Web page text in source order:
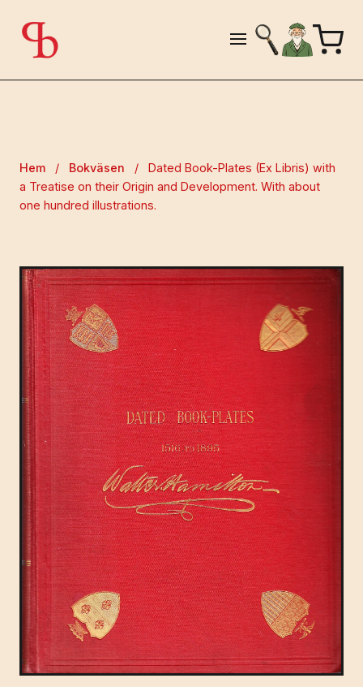
Hem / Bokväsen /
Dated Book-Plates (Ex Libris) with
a Treatise on their Origin and Development. With about
one hundred illustrations.